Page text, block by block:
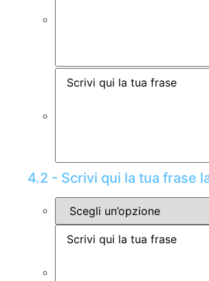
4.2 - Scrivi qui la tua frase